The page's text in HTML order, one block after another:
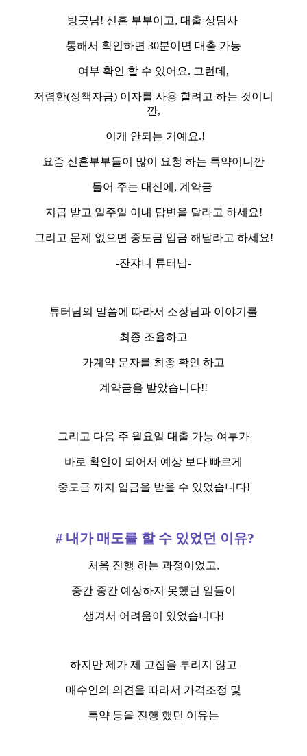
방긋님! 신혼 부부이고, 대출 상담사
통해서 확인하면 30분이면 대출 가능
여부 확인 할 수 있어요. 그런데,
저렴한(정책자금) 이자를 사용 할려고 하는 것이니
깐,
이게 안되는 거예요.!
요즘 신혼부부들이 많이 요청 하는 특약이니깐
들어 주는 대신에, 계약금
지급 받고 일주일 이내 답변을 달라고 하세요!
그리고 문제 없으면 중도금 입금 해달라고 하세요!
-잔쟈니 튜터님-
튜터님의 말씀에 따라서 소장님과 이야기를
최종 조율하고
가계약 문자를 최종 확인 하고
계약금을 받았습니다!!
그리고 다음 주 월요일 대출 가능 여부가
바로 확인이 되어서 예상 보다 빠르게
중도금 까지 입금을 받을 수 있었습니다!
# 내가 매도를 할 수 있었던 이유?
처음 진행 하는 과정이었고,
중간 중간 예상하지 못했던 일들이
생겨서 어려움이 있었습니다!
하지만 제가 제 고집을 부리지 않고
매수인의 의견을 따라서 가격조정 및
특약 등을 진행 했던 이유는